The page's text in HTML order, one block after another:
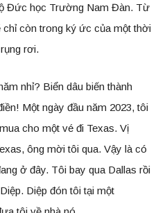
Đức học Trường Nam Đàn. Từ
còn trong ký ức của một thời
rơi.
nhỉ? Biển dâu biến thành
Một ngày đầu năm 2023, tôi
cho một vé đi Texas. Vị
ông mời tôi qua. Vậy là có
ở đây. Tôi bay qua Dallas rồi
Diệp đón tôi tại một